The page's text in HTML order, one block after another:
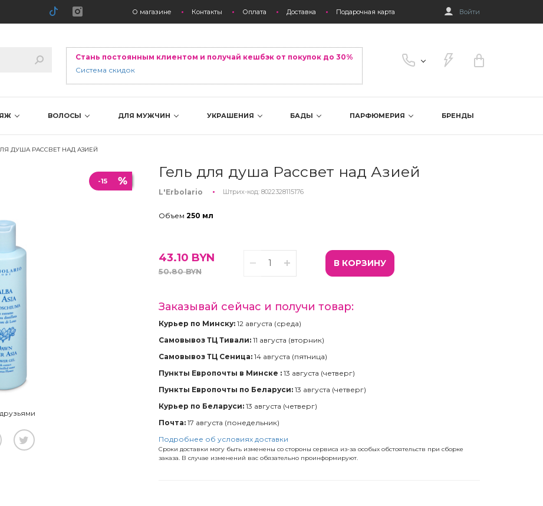
О магазине Контакты Оплата Доставка Подарочная карта Войти
Стань постоянным клиентом и получай кешбэк от покупок до 30%
Система скидок
ВОЛОСЫ ДЛЯ МУЖЧИН УКРАШЕНИЯ БАДЫ ПАРФЮМЕРИЯ БРЕНДЫ
ДУША РАССВЕТ НАД АЗИЕЙ
-15
Гель для душа Рассвет над Азией
L'Erbolario Штрих-код: 8022328115176
Объем 250 мл
43.10 BYN
50.80BYN
В КОРЗИНУ
Заказывай сейчас и получи товар:
Курьер по Минску: 12 августа (среда)
Самовывоз ТЦ Тивали: 11 августа (вторник)
Самовывоз ТЦ Сеница: 14 августа (пятница)
Пункты Европочты в Минске : 13 августа (четверг)
Пункты Европочты по Беларуси: 13 августа (четверг)
Курьер по Беларуси: 13 августа (четверг)
Почта: 17 августа (понедельник)
Подробнее об условиях доставки
Сроки доставки могу быть изменены со стороны сервиса из-за особых обстоятельств при сборке
заказа. В случае изменений вас обязательно проинформируют.